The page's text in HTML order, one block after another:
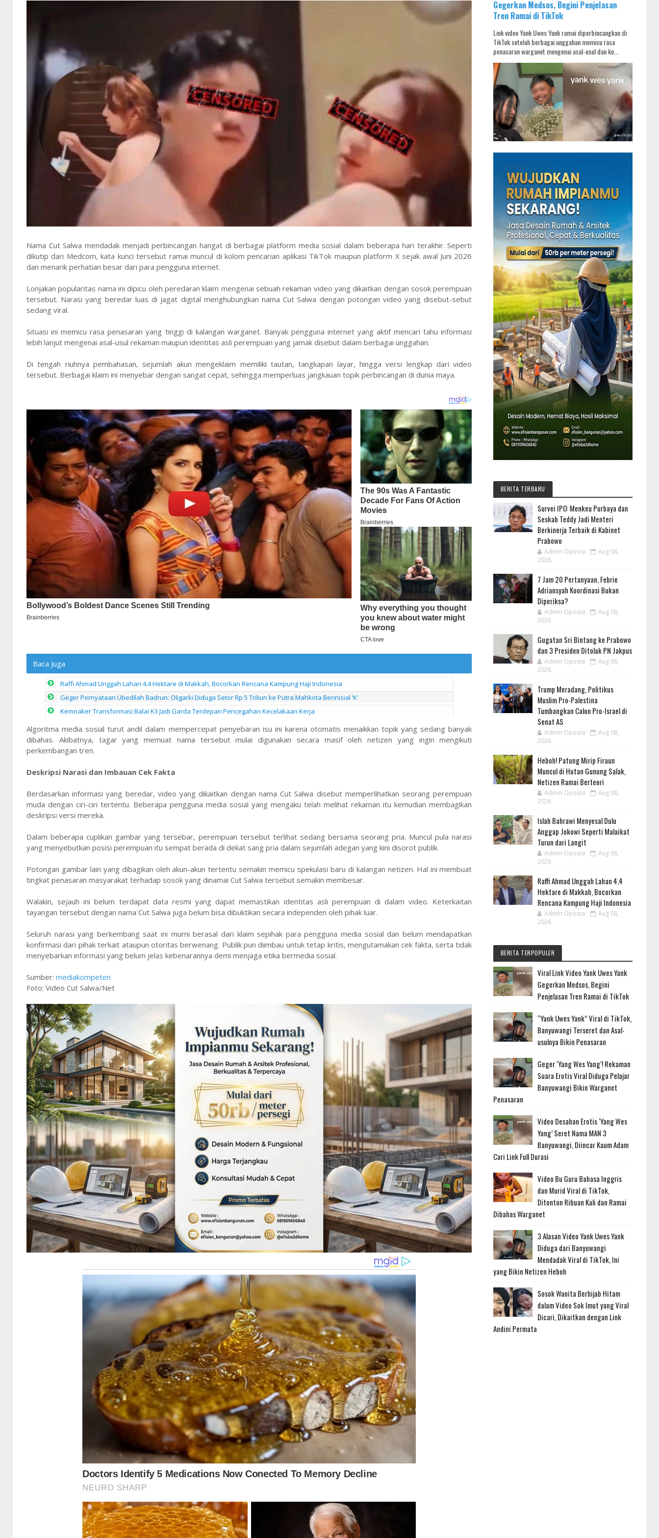
Nama Cut Salwa mendadak menjadi perbincangan hangat di berbagai platform media sosial dalam beberapa hari terakhir. Seperti
dikutip dari Medcom, kata kunci tersebut ramai muncul di kolom pencarian aplikasi TikTok maupun platform X sejak awal Juni 2026
dan menarik perhatian besar dari para pengguna internet.
Lonjakan popularitas nama ini dipicu oleh peredaran klaim mengenai sebuah rekaman video yang dikaitkan dengan sosok perempuan
tersebut. Narasi yang beredar luas di jagat digital menghubungkan nama Cut Salwa dengan potongan video yang disebut-sebut
sedang viral.
Situasi ini memicu rasa penasaran yang tinggi di kalangan warganet. Banyak pengguna internet yang aktif mencari tahu informasi
lebih lanjut mengenai asal-usul rekaman maupun identitas asli perempuan yang jamak disebut dalam berbagai unggahan.
Di tengah riuhnya pembahasan, sejumlah akun mengeklaim memiliki tautan, tangkapan layar, hingga versi lengkap dari video
tersebut. Berbagai klaim ini menyebar dengan sangat cepat, sehingga memperluas jangkauan topik perbincangan di dunia maya.
Baca Juga
Raffi Ahmad Unggah Lahan 4,4 Hektare di Makkah, Bocorkan Rencana Kampung Haji Indonesia
Geger Pernyataan Ubedilah Badrun: Oligarki Diduga Setor Rp 5 Triliun ke Putra Mahkota Berinisial ‘K’
Kemnaker Transformasi Balai K3 Jadi Garda Terdepan Pencegahan Kecelakaan Kerja
Algoritma media sosial turut andil dalam mempercepat penyebaran isu ini karena otomatis menaikkan topik yang sedang banyak
dibahas. Akibatnya, tagar yang memuat nama tersebut mulai digunakan secara masif oleh netizen yang ingin mengikuti
perkembangan tren.
Deskripsi Narasi dan Imbauan Cek Fakta
Berdasarkan informasi yang beredar, video yang dikaitkan dengan nama Cut Salwa disebut memperlihatkan seorang perempuan
muda dengan ciri-ciri tertentu. Beberapa pengguna media sosial yang mengaku telah melihat rekaman itu kemudian membagikan
deskripsi versi mereka.
Dalam beberapa cuplikan gambar yang tersebar, perempuan tersebut terlihat sedang bersama seorang pria. Muncul pula narasi
yang menyebutkan posisi perempuan itu sempat berada di dekat sang pria dalam sejumlah adegan yang kini disorot publik.
Potongan gambar lain yang dibagikan oleh akun-akun tertentu semakin memicu spekulasi baru di kalangan netizen. Hal ini membuat
tingkat penasaran masyarakat terhadap sosok yang dinamai Cut Salwa tersebut semakin membesar.
Walakin, sejauh ini belum terdapat data resmi yang dapat memastikan identitas asli perempuan di dalam video. Keterkaitan
tayangan tersebut dengan nama Cut Salwa juga belum bisa dibuktikan secara independen oleh pihak luar.
Seluruh narasi yang berkembang saat ini murni berasal dari klaim sepihak para pengguna media sosial dan belum mendapatkan
konfirmasi dari pihak terkait ataupun otoritas berwenang. Publik pun diimbau untuk tetap kritis, mengutamakan cek fakta, serta tidak
menyebarkan informasi yang belum jelas kebenarannya demi menjaga etika bermedia sosial.
Sumber: mediakompeten
Foto: Video Cut Salwa/Net
Gegerkan Medsos, Begini Penjelasan
Tren Ramai di TikTok
Link video Yank Uwes Yank ramai diperbincangkan di
TikTok setelah berbagai unggahan memicu rasa
penasaran warganet mengenai asal-usul dan ko...
BERITA TERBARU
Survei IPO: Menkeu Purbaya dan
Seskab Teddy Jadi Menteri
Berkinerja Terbaik di Kabinet
Prabowo
Admin Oposisi
Aug 08,
2026
7 Jam 20 Pertanyaan, Febrie
Adriansyah Koordinasi Bukan
Diperiksa?
Admin Oposisi
Aug 08,
2026
Gugatan Sri Bintang ke Prabowo
dan 3 Presiden Ditolak PN Jakpus
Admin Oposisi
Aug 08,
2026
Trump Meradang, Politikus
Muslim Pro-Palestina
Tumbangkan Calon Pro-Israel di
Senat AS
Admin Oposisi
Aug 08,
2026
Heboh! Patung Mirip Firaun
Muncul di Hutan Gunung Salak,
Netizen Ramai Berteori
Admin Oposisi
Aug 08,
2026
Islah Bahrawi Menyesal Dulu
Anggap Jokowi Seperti Malaikat
Turun dari Langit
Admin Oposisi
Aug 08,
2026
Raffi Ahmad Unggah Lahan 4,4
Hektare di Makkah, Bocorkan
Rencana Kampung Haji Indonesia
Admin Oposisi
Aug 08,
2026
BERITA TERPOPULER
Viral Link Video Yank Uwes Yank
Gegerkan Medsos, Begini
Penjelasan Tren Ramai di TikTok
“Yank Uwes Yank” Viral di TikTok,
Banyuwangi Terseret dan Asal-
usulnya Bikin Penasaran
Geger ‘Yang Wes Yang’! Rekaman
Suara Erotis Viral Diduga Pelajar
Banyuwangi Bikin Warganet
Penasaran
Video Desahan Erotis ‘Yang Wes
Yang’ Seret Nama MAN 3
Banyuwangi, Diincar Kaum Adam
Cari Link Full Durasi
Video Bu Guru Bahasa Inggris
dan Murid Viral di TikTok,
Ditonton Ribuan Kali dan Ramai
Dibahas Warganet
3 Alasan Video Yank Uwes Yank
Diduga dari Banyuwangi
Mendadak Viral di TikTok, Ini
yang Bikin Netizen Heboh
Sosok Wanita Berhijab Hitam
dalam Video Sok Imut yang Viral
Dicari, Dikaitkan dengan Link
Andini Permata